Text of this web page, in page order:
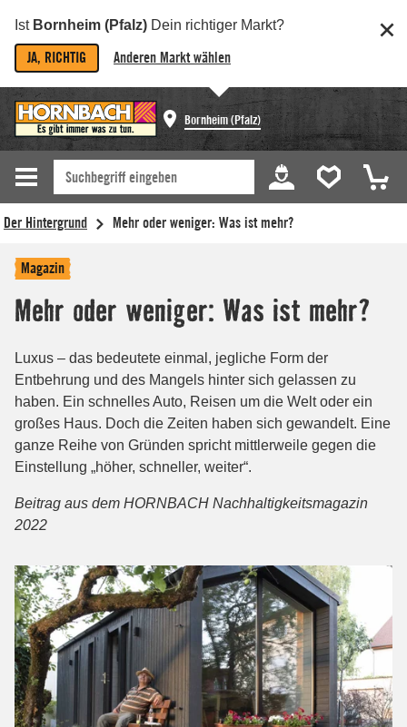
Ist Bornheim (Pfalz) Dein richtiger Markt?
JA, RICHTIG Anderen Markt wählen
Bornheim (Pfalz)